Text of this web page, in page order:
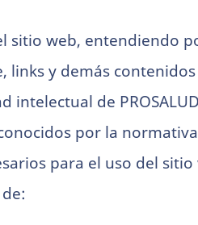
sitio web, entendiendo
links y demás
intelectual de
por la
para el uso del